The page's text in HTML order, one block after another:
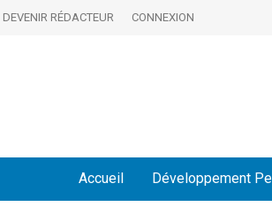
DEVENIR RÉDACTEUR CONNEXION
Accueil Développement